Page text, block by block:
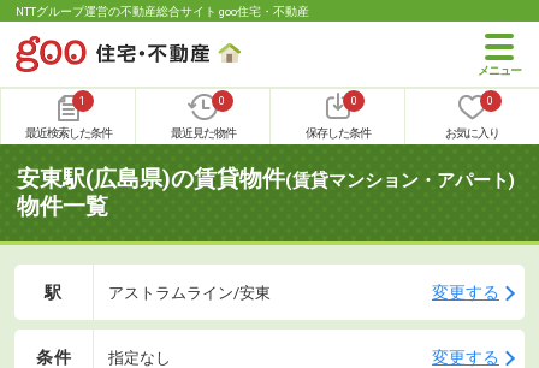
NTTグループ運営の不動産総合サイト goo住宅・不動産
1
最近検索した条件
0
最近見た物件
0
保存した条件
0
お気に入り
安東駅(広島県)の賃貸物件(賃貸マンション・アパート)
物件一覧
駅 アストラムライン/安東 変更する
条件 指定なし 変更する